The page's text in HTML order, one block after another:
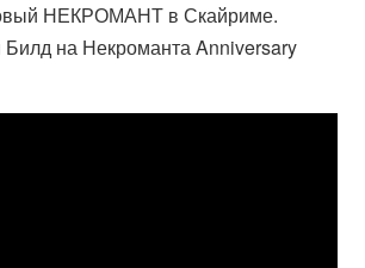
НЕКРОМАНТ в Скайриме.
на Некроманта Anniversary